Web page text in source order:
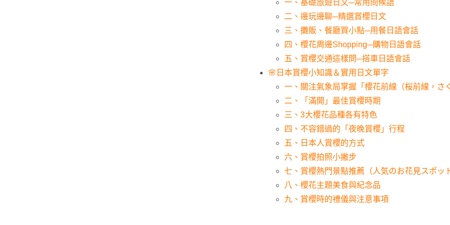
一、基礎旅遊日文─常用問候語
二、邊玩邊聊─精選賞櫻日文
三、攤販、餐廳買小點─用餐日語會話
四、櫻花周邊Shopping─購物日語會話
五、賞櫻交通這樣問─搭車日語會話
🌸日本賞櫻小知識＆實用日文單字
一、關注氣象局掌握「櫻花前線（桜前線，さ
二、「滿開」最佳賞櫻時期
三、3大櫻花品種各有特色
四、不容錯過的「夜晚賞櫻」行程
五、日本人賞櫻的方式
六、賞櫻拍照小撇步
七、賞櫻熱門景點推薦（人気のお花見スポッ
八、櫻花主題美食與紀念品
九、賞櫻時的禮儀與注意事項